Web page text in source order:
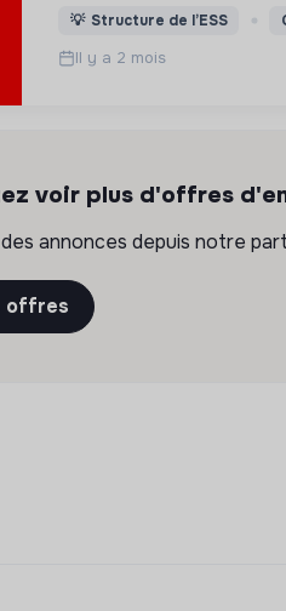
💡 Structure de l’ESS
Il y a 2 mois
voir plus d'offres
annonces depuis notre
offres